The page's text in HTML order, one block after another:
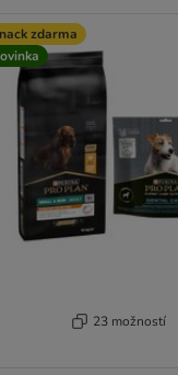
zdarma
23 možností